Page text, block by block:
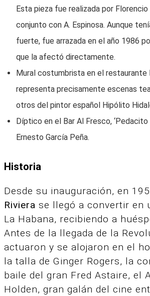
Esta pieza fue realizada por
conjunto con A. Espinosa. Aunque
fuerte, fue arrazada en el año 1986
que la afectó directamente.
Mural costumbrista en el restaurante
representa precisamente escenas
otros del pintor español Hipólito
Díptico en el Bar Al Fresco, ‘Pedacito
Ernesto García Peña.
Historia
Desde su inauguración, en
Riviera se llegó a convertir en
La Habana, recibiendo a
Antes de la llegada de la
actuaron y se alojaron en el
la talla de Ginger Rogers, la
baile del gran Fred Astaire, el
Holden, gran galán del cine